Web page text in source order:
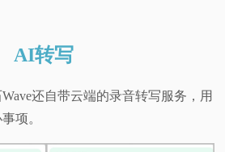
AI转写
还自带云端的录音转写服务，用
项。